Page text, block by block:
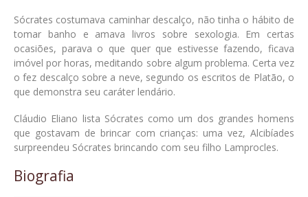
Sócrates costumava caminhar descalço, não tinha o hábito de
tomar banho e amava livros sobre sexologia. Em certas
ocasiões, parava o que quer que estivesse fazendo, ficava
imóvel por horas, meditando sobre algum problema. Certa vez
o fez descalço sobre a neve, segundo os escritos de Platão, o
que demonstra seu caráter lendário.
Cláudio Eliano lista Sócrates como um dos grandes homens
que gostavam de brincar com crianças: uma vez, Alcibíades
surpreendeu Sócrates brincando com seu filho Lamprocles.
Biografia